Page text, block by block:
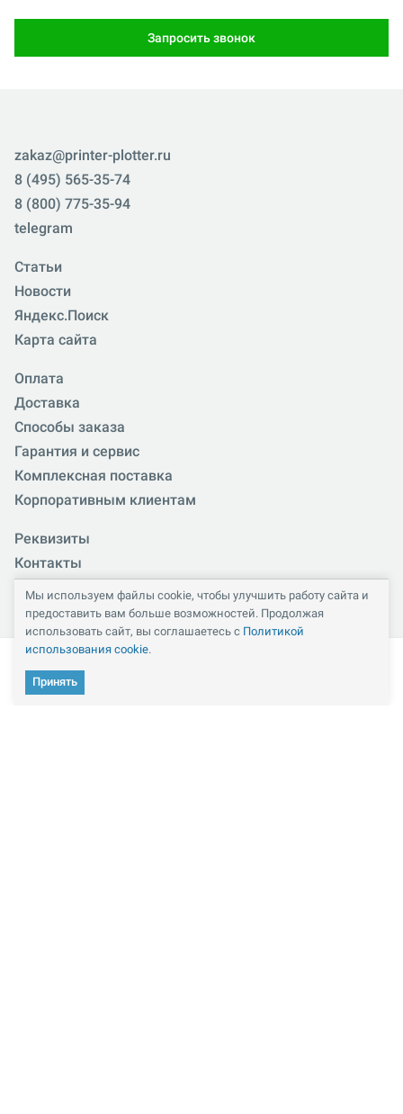
Кабинет
Запросить звонок
zakaz@printer-plotter.ru
8 (495) 565-35-74
8 (800) 775-35-94
telegram
Статьи
Новости
Яндекс.Поиск
Карта сайта
Оплата
Доставка
Способы заказа
Гарантия и сервис
Комплексная поставка
Корпоративным клиентам
Реквизиты
Контакты
Схема проезда
Наши клиенты
Госучреждениям
Мы используем файлы cookie, чтобы улучшить работу сайта и
предоставить вам больше возможностей. Продолжая
использовать сайт, вы соглашаетесь с Политикой
использования cookie.
Принять